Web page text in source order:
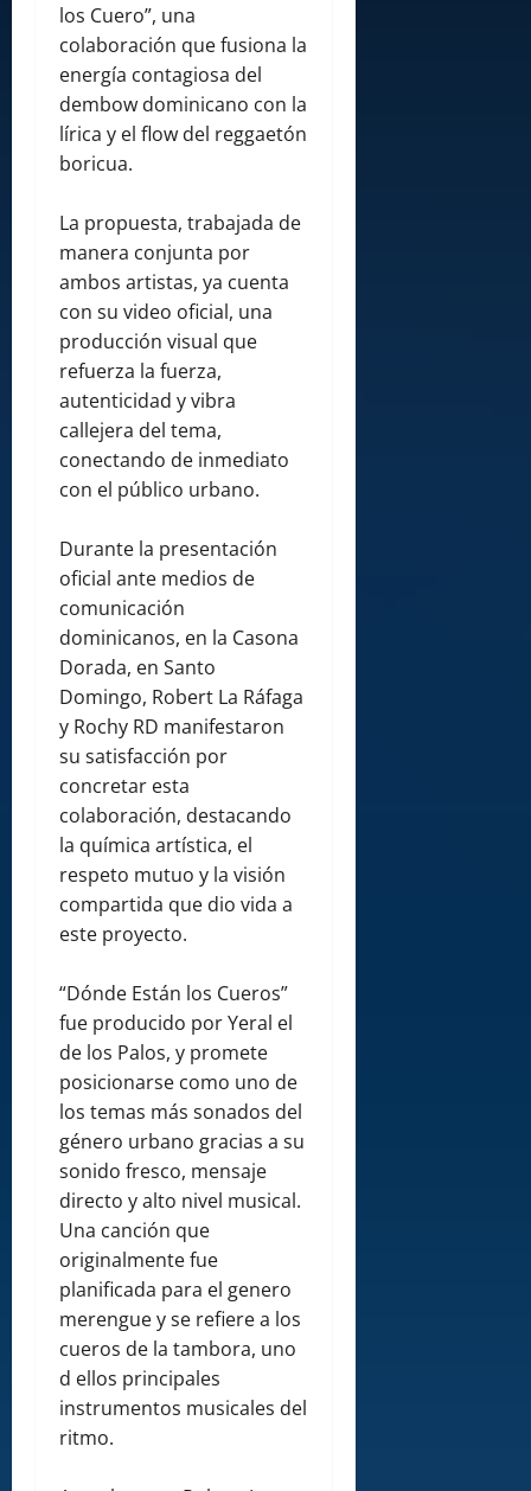
los Cuero”, una
colaboración que fusiona la
energía contagiosa del
dembow dominicano con la
lírica y el flow del reggaetón
boricua.
La propuesta, trabajada de
manera conjunta por
ambos artistas, ya cuenta
con su video oficial, una
producción visual que
refuerza la fuerza,
autenticidad y vibra
callejera del tema,
conectando de inmediato
con el público urbano.
Durante la presentación
oficial ante medios de
comunicación
dominicanos, en la Casona
Dorada, en Santo
Domingo, Robert La Ráfaga
y Rochy RD manifestaron
su satisfacción por
concretar esta
colaboración, destacando
la química artística, el
respeto mutuo y la visión
compartida que dio vida a
este proyecto.
“Dónde Están los Cueros”
fue producido por Yeral el
de los Palos, y promete
posicionarse como uno de
los temas más sonados del
género urbano gracias a su
sonido fresco, mensaje
directo y alto nivel musical.
Una canción que
originalmente fue
planificada para el genero
merengue y se refiere a los
cueros de la tambora, uno
d ellos principales
instrumentos musicales del
ritmo.